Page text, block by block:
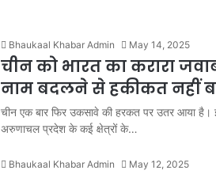
Bhaukaal Khabar Admin May 14, 2025
चीन को भारत का करारा
नाम बदलने से हकीकत नहीं
चीन एक बार फिर उकसावे की हरकत पर उतर आया है।
अरुणाचल प्रदेश के कई क्षेत्रों के…
Bhaukaal Khabar Admin May 12, 2025